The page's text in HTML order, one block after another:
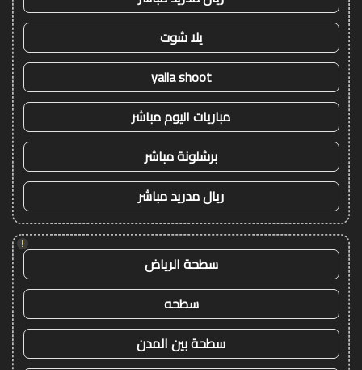
يلا شوت
yalla shoot
مباريات اليوم مباشر
برشلونة مباشر
ريال مدريد مباشر
!
سطحة الرياض
سطحه
سطحة بين المدن